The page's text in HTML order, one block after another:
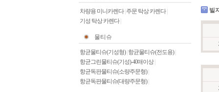
차량용 미니카렌다| 주문 탁상 카렌다|
기성 탁상 카렌다|
물티슈
항균물티슈(기성형)| 항균물티슈(전도용)|
항균그린물티슈(기성)-40매이상|
항균독판물티슈(소량주문형)|
항균독판물티슈(대량주문형)|
빌